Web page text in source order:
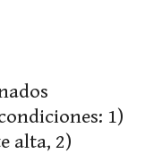
1)
alta, 2)